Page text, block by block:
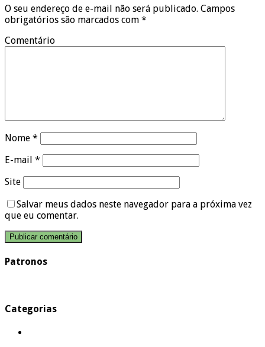
O seu endereço de e-mail não será publicado. Campos
obrigatórios são marcados com *
Comentário
Nome *
E-mail *
Site
Salvar meus dados neste navegador para a próxima vez
que eu comentar.
Patronos
Categorias